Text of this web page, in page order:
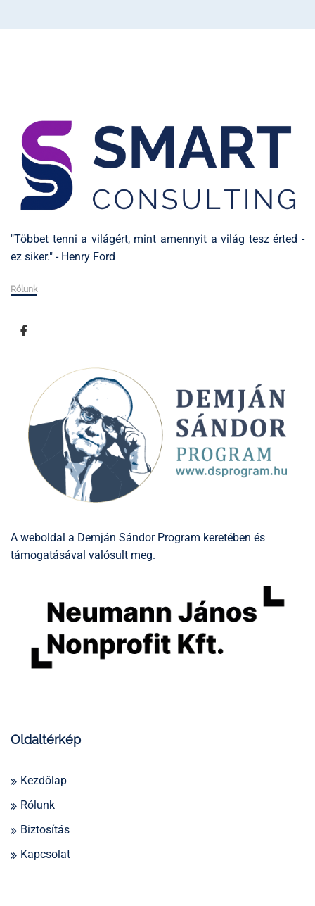
"Többet tenni a világért, mint amennyit a világ tesz érted -
ez siker." - Henry Ford
Rólunk
A weboldal a Demján Sándor Program keretében és
támogatásával valósult meg.
Oldaltérkép
Kezdőlap
Rólunk
Biztosítás
Kapcsolat